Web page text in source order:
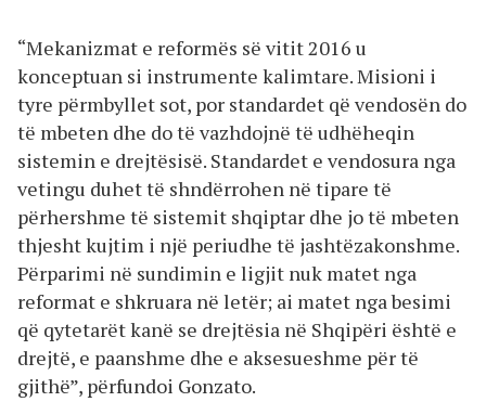
“Mekanizmat e reformës së vitit 2016 u
konceptuan si instrumente kalimtare. Misioni i
tyre përmbyllet sot, por standardet që vendosën do
të mbeten dhe do të vazhdojnë të udhëheqin
sistemin e drejtësisë. Standardet e vendosura nga
vetingu duhet të shndërrohen në tipare të
përhershme të sistemit shqiptar dhe jo të mbeten
thjesht kujtim i një periudhe të jashtëzakonshme.
Përparimi në sundimin e ligjit nuk matet nga
reformat e shkruara në letër; ai matet nga besimi
që qytetarët kanë se drejtësia në Shqipëri është e
drejtë, e paanshme dhe e aksesueshme për të
gjithë”, përfundoi Gonzato.